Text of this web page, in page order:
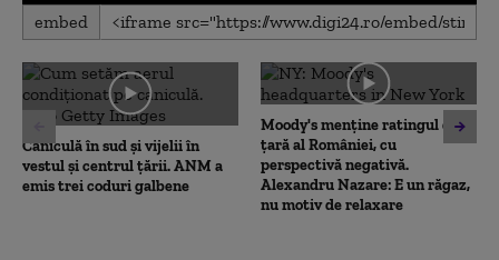
0
seconds
0
seconds
embed
Caniculă în sud și vijelii în
vestul și centrul țării. ANM a
emis trei coduri galbene
Moody's menține ratingul de
țară al României, cu
perspectivă negativă.
Alexandru Nazare: E un răgaz,
nu motiv de relaxare